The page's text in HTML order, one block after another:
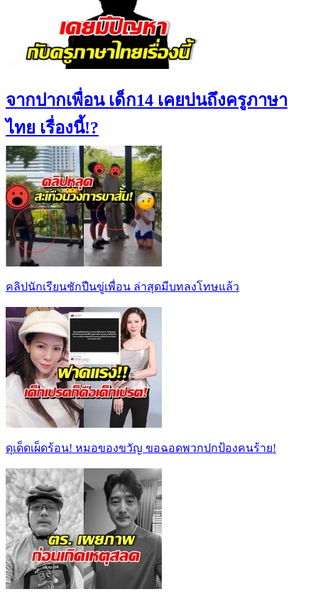
จากปากเพื่อน เด็ก14 เคยบ่นถึงครูภาษา
ไทย เรื่องนี้!?
คลิปนักเรียนชักปืนขู่เพื่อน ล่าสุดมีบทลงโทษแล้ว
ดุเด็ดเผ็ดร้อน! หมอของขวัญ ขอฉอดพวกปกป้องคนร้าย!